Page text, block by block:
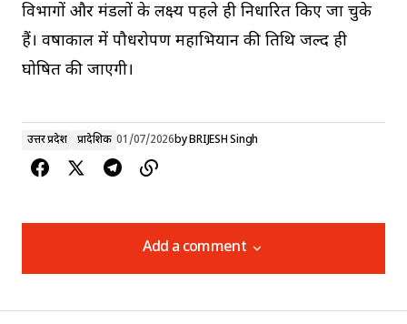
विभागों और मंडलों के लक्ष्य पहले ही निर्धारित किए जा चुके
हैं। वर्षाकाल में पौधरोपण महाभियान की तिथि जल्द ही
घोषित की जाएगी।
उत्तर प्रदेश प्रादेशिक 01/07/2026byBRIJESH Singh
Add a comment
Add a comment